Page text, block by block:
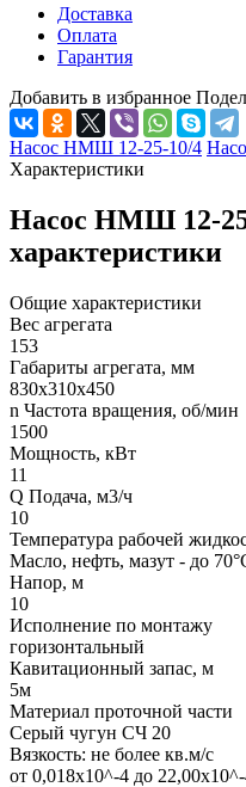
Доставка
Оплата
Гарантия
Добавить в избранное
Насос НМШ 12-25-10/4
Характеристики
Насос НМШ 12-
характеристики
Общие характеристики
Вес агрегата
153
Габариты агрегата, мм
830х310х450
n Частота вращения, об/мин
1500
Мощность, кВт
11
Q Подача, м3/ч
10
Температура рабочей
Масло, нефть, мазут - до
Напор, м
10
Исполнение по монтажу
горизонтальный
Кавитационный запас, м
5м
Материал проточной части
Серый чугун СЧ 20
Вязкость: не более кв.м/с
от 0,018х10^-4 до